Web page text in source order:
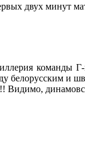
двух минут
команды
и
Видимо,